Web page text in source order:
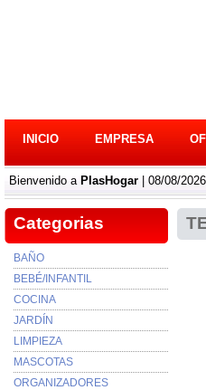
INICIO EMPRESA
Bienvenido a PlasHogar | 08/08/2026
Categorias
BAÑO
BEBÉ/INFANTIL
COCINA
JARDÍN
LIMPIEZA
MASCOTAS
ORGANIZADORES